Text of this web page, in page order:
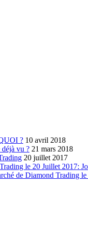
? 10 avril 2018
vu ? 21 mars 2018
20 juillet 2017
le 20 Juillet 2017:
de Diamond Trading